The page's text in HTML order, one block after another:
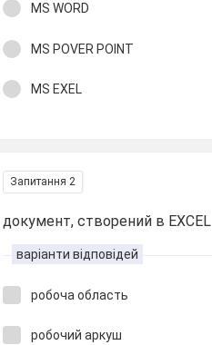
MS WORD
MS POVER POINT
MS EXEL
Запитання 2
документ, створений в EXCEL
варіанти відповідей
робоча область
робочий аркуш